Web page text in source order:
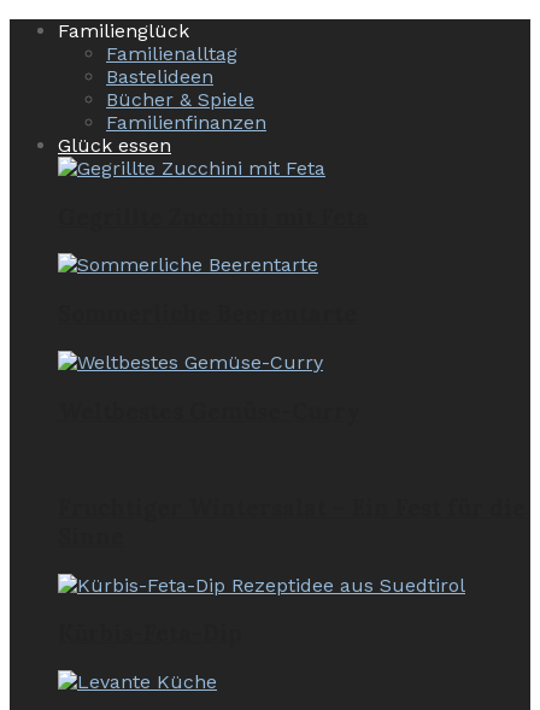
Familienglück
Familienalltag
Bastelideen
Bücher & Spiele
Familienfinanzen
Glück essen